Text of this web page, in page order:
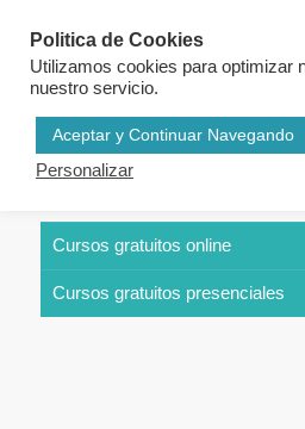
Cursos gratuitos online
Cursos gratuitos presenciales
Politica de Cookies
Utilizamos cookies para optimizar
nuestro servicio.
Aceptar y Continuar Navegando
Personalizar